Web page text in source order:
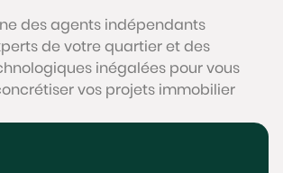
des agents indépendants
de votre quartier et des
inégalées pour vous
vos projets immobilier